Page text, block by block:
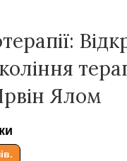
Ялом